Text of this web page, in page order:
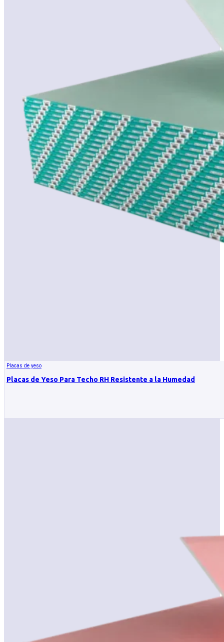
Placas de yeso
Placas de Yeso Para Techo RH Resistente a la Humedad